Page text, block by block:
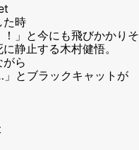
た時
！」と今にも飛びかかりそ
静止する木村健悟。
ら
とブラックキャットが